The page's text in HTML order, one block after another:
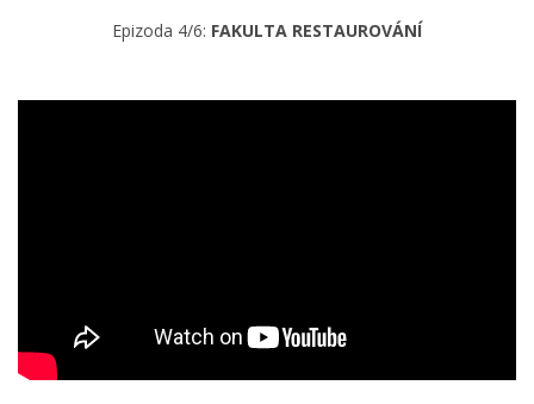
Epizoda 4/6: FAKULTA RESTAUROVÁNÍ